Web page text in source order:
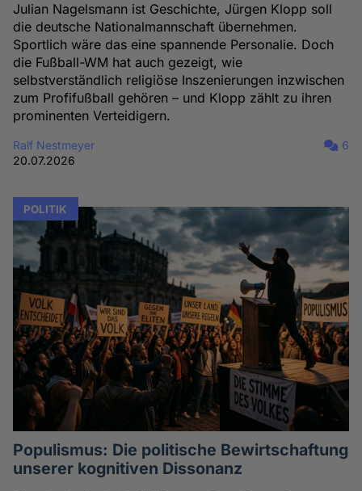
Julian Nagelsmann ist Geschichte, Jürgen Klopp soll
die deutsche Nationalmannschaft übernehmen.
Sportlich wäre das eine spannende Personalie. Doch
die Fußball-WM hat auch gezeigt, wie
selbstverständlich religiöse Inszenierungen inzwischen
zum Profifußball gehören – und Klopp zählt zu ihren
prominenten Verteidigern.
Ralf Nestmeyer
20.07.2026
6
POLITIK
Populismus: Die politische Bewirtschaftung
unserer kognitiven Dissonanz